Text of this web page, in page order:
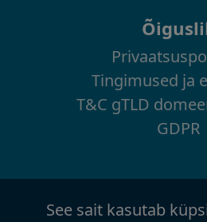
Tingimused ja
T&C gTLD
GDPR
See sait kasutab